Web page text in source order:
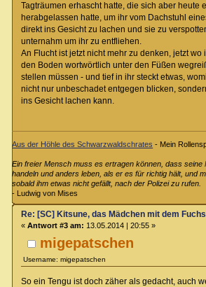
Tagträumen erhascht hatte, die sich aber heute
herabgelassen hatte, um ihr vom Dachstuhl
direkt ins Gesicht zu lachen und sie zu
unternahm um ihr zu entfliehen.
An Flucht ist jetzt nicht mehr zu denken, jetzt wo
den Boden wortwörtlich unter den Füßen
stellen müssen - und tief in ihr steckt etwas,
nicht nur unbeschadet entgegen blicken,
ins Gesicht lachen kann.
Aus der Höhle des Schwarzwaldschrates - Mein
Ein freier Mensch muss es ertragen können, dass seine
handeln und anders leben, als er es für richtig hält, und
sobald ihm etwas nicht gefällt, nach der Polizei zu rufen.
- Ludwig von Mises
migepatschen
Username: migepatschen
Re: [SC] Kitsune, das Mädchen mit dem
« Antwort #3 am: 13.05.2014 | 20:55 »
So ein Tengu ist doch zäher als gedacht, auch